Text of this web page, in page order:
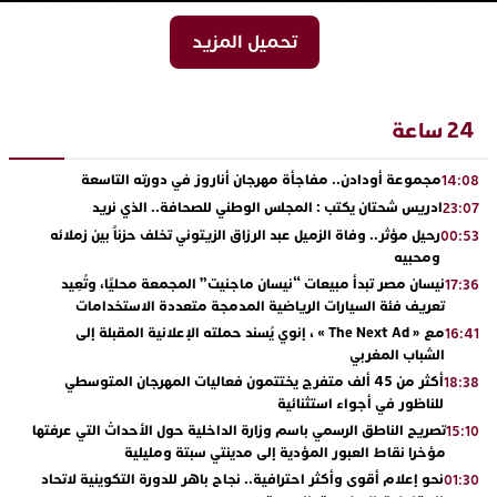
تحميل المزيد
24 ساعة
14:08مجموعة أودادن.. مفاجأة مهرجان أناروز في دورته التاسعة
23:07ادريس شحتان يكتب : المجلس الوطني للصحافة.. الذي نريد
00:53رحيل مؤثر.. وفاة الزميل عبد الرزاق الزيتوني تخلف حزناً بين زملائه
ومحبيه
17:36نيسان مصر تبدأ مبيعات “نيسان ماجنيت” المجمعة محليًا، وتُعِيد
تعريف فئة السيارات الرياضية المدمجة متعددة الاستخدامات
16:41
مع « The Next Ad » ، إنوي يُسند حملته الإعلانية المقبلة إلى
الشباب المغربي
18:38
أكثر من 45 ألف متفرج يختتمون فعاليات المهرجان المتوسطي
للناظور في أجواء استثنائية
15:10تصريح الناطق الرسمي باسم وزارة الداخلية حول الأحداث التي عرفتها
مؤخرا نقاط العبور المؤدية إلى مدينتي سبتة ومليلية
01:30نحو إعلام أقوى وأكثر احترافية.. نجاح باهر للدورة التكوينية لاتحاد